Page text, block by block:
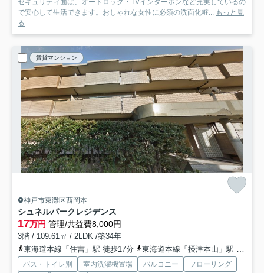
セキュリティ面は、オートロック・TVインターホンなど充実しているの
で安心して生活できます。おしゃれな女性に必須の洗面化粧... もっと見
る
賃貸マンション
神戸市東灘区西岡本
シュネルパークレジデンス
17万円 管理/共益費8,000円
3階 / 109.61㎡ / 2LDK /築34年
東海道本線「住吉」駅 徒歩17分
東海道本線「摂津本山」駅 徒歩23分
バス・トイレ別 室内洗濯機置場 バルコニー フローリング